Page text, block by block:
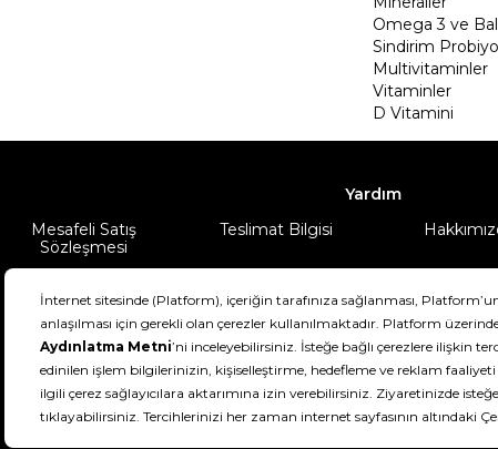
Omega 3 ve
Sindirim
Multivitaminler
Vitaminler
D Vitamini
Yardım
Mesafeli Satış
Sözleşmesi
Teslimat Bilgisi
DeFactoFIT ©️ 2022-2026. Tüm hakları